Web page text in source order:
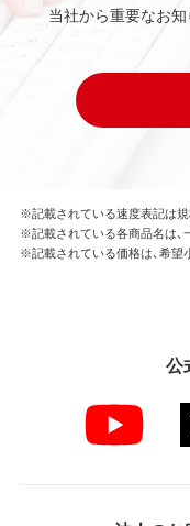
当社から重要なお
※記載されている速度表記は規
※記載されている各商品名は、
※記載されている価格は、希望
公